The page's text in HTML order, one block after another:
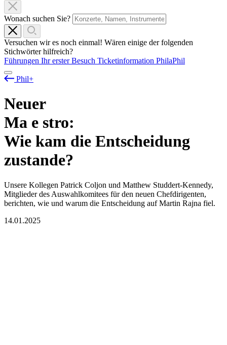
Wonach suchen Sie?
Versuchen wir es noch einmal! Wären einige der folgenden
Stichwörter hilfreich?
Führungen Ihr erster Besuch Ticketinformation PhilaPhil
Phil+
Neuer
Ma e stro:
Wie kam die Entscheidung
zustande?
Unsere Kollegen Patrick Coljon und Matthew Studdert-Kennedy,
Mitglieder des Auswahlkomitees für den neuen Chefdirigenten,
berichten, wie und warum die Entscheidung auf Martin Rajna fiel.
14.01.2025